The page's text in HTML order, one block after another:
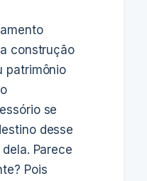
construção
patrimônio
se
desse
Parece
Pois